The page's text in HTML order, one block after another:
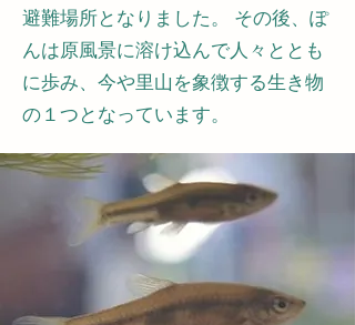
避難場所となりました。 その後、ぽ
んは原風景に溶け込んで人々ととも
に歩み、今や里山を象徴する生き物
の１つとなっています。